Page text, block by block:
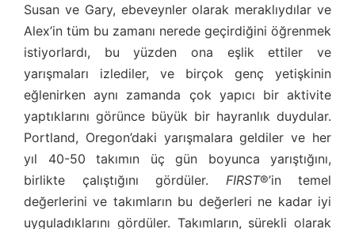
Susan ve Gary, ebeveynler olarak meraklıydılar ve
Alex’in tüm bu zamanı nerede geçirdiğini öğrenmek
istiyorlardı, bu yüzden ona eşlik ettiler ve
yarışmaları izlediler, ve birçok genç yetişkinin
eğlenirken aynı zamanda çok yapıcı bir aktivite
yaptıklarını görünce büyük bir hayranlık duydular.
Portland, Oregon’daki yarışmalara geldiler ve her
yıl 40-50 takımın üç gün boyunca yarıştığını,
birlikte çalıştığını gördüler. FIRST®’in temel
değerlerini ve takımların bu değerleri ne kadar iyi
uyguladıklarını gördüler. Takımların, sürekli olarak